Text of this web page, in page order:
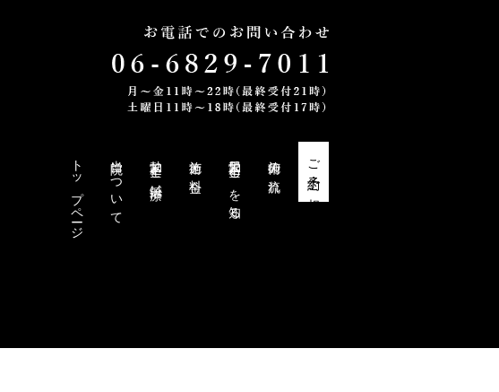
トップページ 当院について 勃起不全と鍼治療 施術と料金 勃起不全・EDを知る 施術の流れ ご予約・ご相談